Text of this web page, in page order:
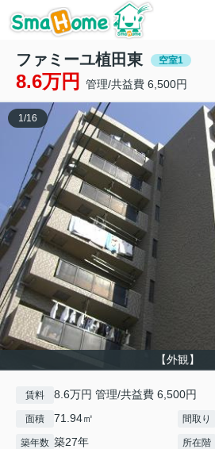
ファミーユ植田東 空室1
8.6万円 管理/共益費 6,500円
【外観】
1/16
賃料 8.6万円 管理/共益費 6,500円
面積 71.94㎡ 間取り
築年数 築27年 所在階